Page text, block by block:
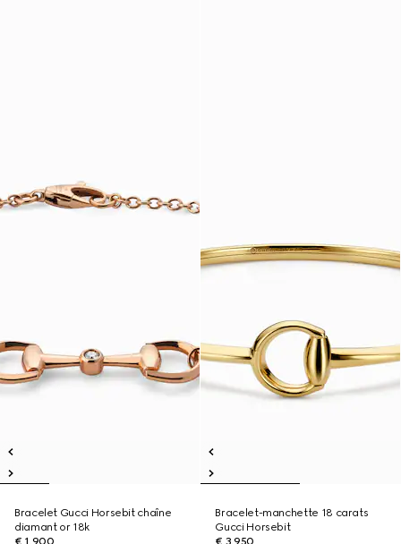
Bracelet Gucci Horsebit chaîne
diamant or 18k
€ 1.900
Bracelet-manchette 18 carats
Gucci Horsebit
€ 3.950